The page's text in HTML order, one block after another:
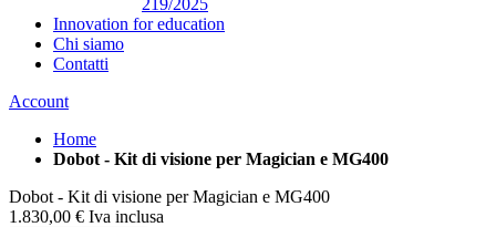
Innovation for education
Chi siamo
Contatti
Account
Home
Dobot - Kit di visione per Magician e MG400
Dobot - Kit di visione per Magician e MG400
1.830,00 € Iva inclusa